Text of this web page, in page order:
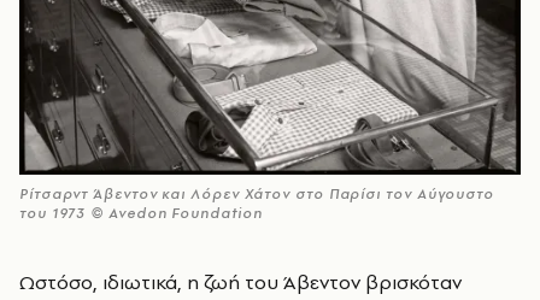
Ρίτσαρντ Άβεντον και Λόρεν Χάτον στο Παρίσι τον Αύγουστο
του 1973 © Avedon Foundation
Ωστόσο, ιδιωτικά, η ζωή του Άβεντον βρισκόταν